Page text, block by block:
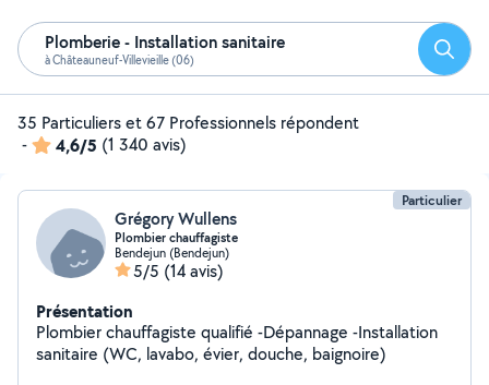
Plomberie - Installation sanitaire
à Châteauneuf-Villevieille (06)
35 Particuliers et 67 Professionnels répondent
-
4,6/5 (1 340 avis)
Particulier
Grégory Wullens
Plombier chauffagiste
Bendejun (Bendejun)
5/5 (14 avis)
Présentation
Plombier chauffagiste qualifié -Dépannage -Installation
sanitaire (WC, lavabo, évier, douche, baignoire)